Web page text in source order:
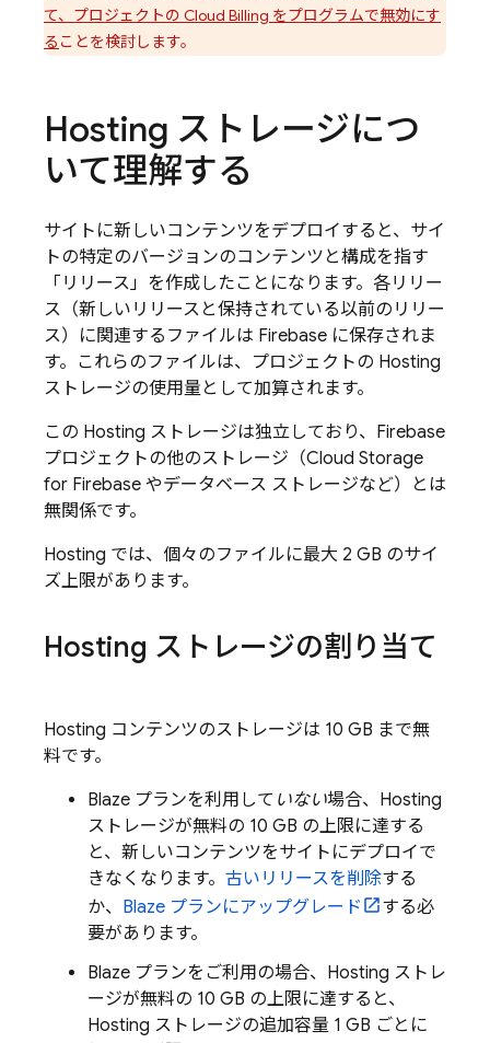
て、プロジェクトの Cloud Billing をプログラムで無効にす
る ことを検討します。
Hosting ストレージにつ
いて理解する
サイトに新しいコンテンツをデプロイすると、サイ
トの特定のバージョンのコンテンツと構成を指す
「リリース」を作成したことになります。各リリー
ス（新しいリリースと保持されている以前のリリー
ス）に関連するファイルは Firebase に保存されま
す。これらのファイルは、プロジェクトの Hosting
ストレージの使用量として加算されます。
この Hosting ストレージは独立しており、Firebase
プロジェクトの他のストレージ（Cloud Storage
for Firebase やデータベース ストレージなど）とは
無関係です。
Hosting では、個々のファイルに最大 2 GB のサイ
ズ上限があります。
Hosting ストレージの割り当て
Hosting コンテンツのストレージは 10 GB まで無
料です。
Blaze プランを利用して いない場合、 Hosting
ストレージが無料の 10 GB の上限に達する
と、新しいコンテンツをサイトにデプロイで
きなくなります。 古いリリースを削除する
か、 Blaze プランにアップグレード
する必
要があります。
Blaze プランをご利用の場合、 Hosting ストレ
ージが無料の 10 GB の上限に達すると、
Hosting ストレージの追加容量 1 GB ごとに